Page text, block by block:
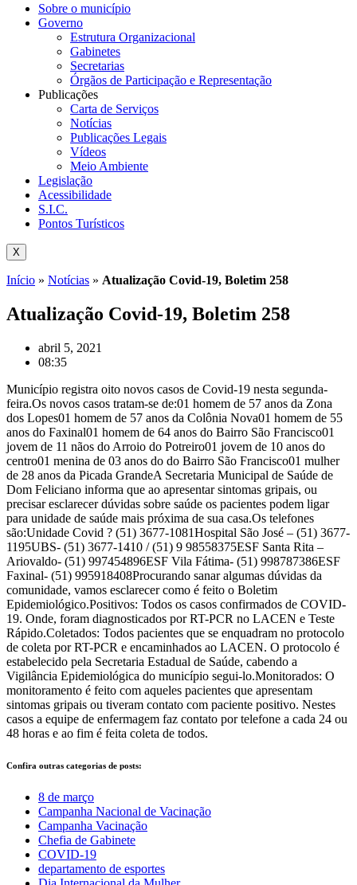
Sobre o município
Governo
Estrutura Organizacional
Gabinetes
Secretarias
Órgãos de Participação e Representação
Publicações
Carta de Serviços
Notícias
Publicações Legais
Vídeos
Meio Ambiente
Legislação
Acessibilidade
S.I.C.
Pontos Turísticos
X
Início » Notícias » Atualização Covid-19, Boletim 258
Atualização Covid-19, Boletim 258
abril 5, 2021
08:35
Município registra oito novos casos de Covid-19 nesta segunda-
feira.Os novos casos tratam-se de:01 homem de 57 anos da Zona
dos Lopes01 homem de 57 anos da Colônia Nova01 homem de 55
anos do Faxinal01 homem de 64 anos do Bairro São Francisco01
jovem de 11 nãos do Arroio do Potreiro01 jovem de 10 anos do
centro01 menina de 03 anos do do Bairro São Francisco01 mulher
de 28 anos da Picada GrandeA Secretaria Municipal de Saúde de
Dom Feliciano informa que ao apresentar sintomas gripais, ou
precisar esclarecer dúvidas sobre saúde os pacientes podem ligar
para unidade de saúde mais próxima de sua casa.Os telefones
são:Unidade Covid ? (51) 3677-1081Hospital São José – (51) 3677-
1195UBS- (51) 3677-1410 / (51) 9 98558375ESF Santa Rita –
Ariovaldo- (51) 997454896ESF Vila Fátima- (51) 998787386ESF
Faxinal- (51) 995918408Procurando sanar algumas dúvidas da
comunidade, vamos esclarecer como é feito o Boletim
Epidemiológico.Positivos: Todos os casos confirmados de COVID-
19. Onde, foram diagnosticados por RT-PCR no LACEN e Teste
Rápido.Coletados: Todos pacientes que se enquadram no protocolo
de coleta por RT-PCR e encaminhados ao LACEN. O protocolo é
estabelecido pela Secretaria Estadual de Saúde, cabendo a
Vigilância Epidemiológica do município segui-lo.Monitorados: O
monitoramento é feito com aqueles pacientes que apresentam
sintomas gripais ou tiveram contato com paciente positivo. Nestes
casos a equipe de enfermagem faz contato por telefone a cada 24 ou
48 horas e ao fim é feita coleta de todos.
Confira outras categorias de posts:
8 de março
Campanha Nacional de Vacinação
Campanha Vacinação
Chefia de Gabinete
COVID-19
departamento de esportes